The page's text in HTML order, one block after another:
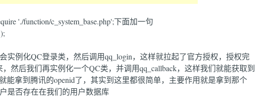
'./function/c_system_base.php';下面加一句
实例化QC登录类，然后调用qq_login，这样就拉起了官方授权，授权完
，然后我们再实例化一个QC类，并调用qq_callback，这样我们就能获取到
能拿到腾讯的openid了，其实到这里都很简单，主要作用就是拿到那个
是否存在在我们的用户数据库